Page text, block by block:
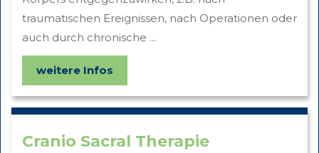
traumatischen Ereignissen, nach Operationen oder
auch durch chronische ...
weitere Infos
Cranio Sacral Therapie